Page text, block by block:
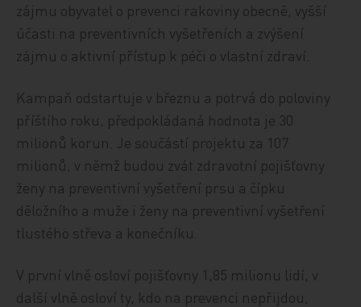
zájmu obyvatel o prevenci rakoviny obecně, vyšší
účasti na preventivních vyšetřeních a zvýšení
zájmu o aktivní přístup k péči o vlastní zdraví.
Kampaň odstartuje v březnu a potrvá do poloviny
příštího roku, předpokládaná hodnota je 30
milionů korun. Je součástí projektu za 107
milionů, v němž budou zvát zdravotní pojišťovny
ženy na preventivní vyšetření prsu a čípku
děložního a muže i ženy na preventivní vyšetření
tlustého střeva a konečníku.
V první vlně osloví pojišťovny 1,85 milionu lidí, v
další vlně osloví ty, kdo na prevenci nepřijdou,